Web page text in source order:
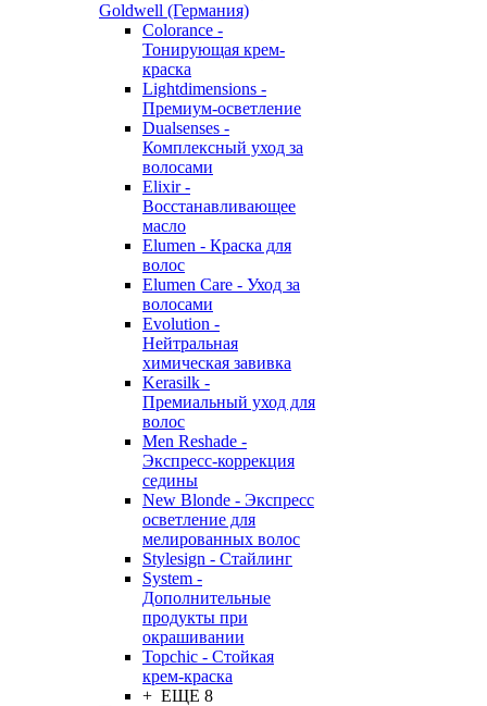
Goldwell (Германия)
Colorance -
Тонирующая крем-
краска
Lightdimensions -
Премиум-осветление
Dualsenses -
Комплексный уход за
волосами
Elixir -
Восстанавливающее
масло
Elumen - Краска для
волос
Elumen Care - Уход за
волосами
Evolution -
Нейтральная
химическая завивка
Kerasilk -
Премиальный уход для
волос
Men Reshade -
Экспресс-коррекция
седины
New Blonde - Экспресс
осветление для
мелированных волос
Stylesign - Стайлинг
System -
Дополнительные
продукты при
окрашивании
Topchic - Стойкая
крем-краска
+ ЕЩЕ 8